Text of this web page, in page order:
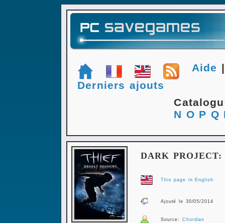
Aide
Derniers ajouts
N O P Q
DARK PROJECT:
This page in English
Ajouté le 30/05/2014
Source:Chordian